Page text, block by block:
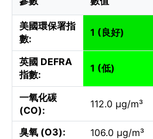
美國環保署指
數:
1 (良好)
英國 DEFRA
指數:
1 (低)
一氧化碳
(CO):
112.0 µg/m³
臭氧 (O3):
106.0 µg/m³